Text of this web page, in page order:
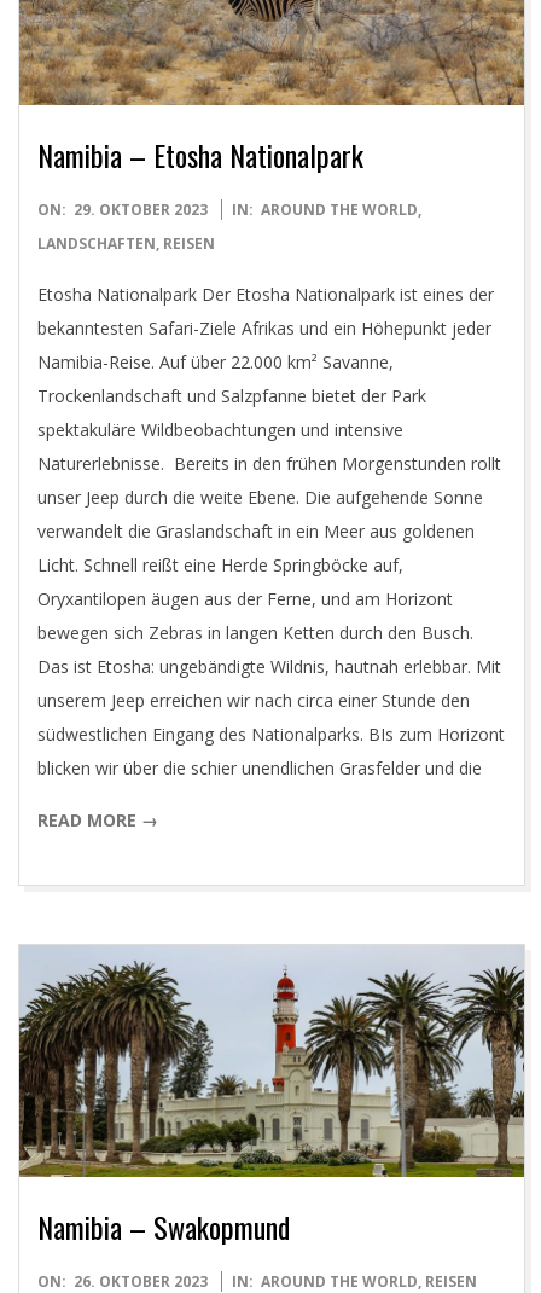
I
G
T
A
L
P
H
O
T
O
G
R
A
P
H
Y
Namibia – Etosha Nationalpark
2023-
10-
ON: 29. OKTOBER 2023 IN: AROUND THE WORLD,
LANDSCHAFTEN, REISEN
Etosha Nationalpark Der Etosha Nationalpark ist eines der
bekanntesten Safari-Ziele Afrikas und ein Höhepunkt jeder
Namibia-Reise. Auf über 22.000 km² Savanne,
Trockenlandschaft und Salzpfanne bietet der Park
spektakuläre Wildbeobachtungen und intensive
Naturerlebnisse. Bereits in den frühen Morgenstunden rollt
unser Jeep durch die weite Ebene. Die aufgehende Sonne
verwandelt die Graslandschaft in ein Meer aus goldenen
Licht. Schnell reißt eine Herde Springböcke auf,
Oryxantilopen äugen aus der Ferne, und am Horizont
bewegen sich Zebras in langen Ketten durch den Busch.
Das ist Etosha: ungebändigte Wildnis, hautnah erlebbar. Mit
unserem Jeep erreichen wir nach circa einer Stunde den
südwestlichen Eingang des Nationalparks. BIs zum Horizont
blicken wir über die schier unendlichen Grasfelder und die
READ MORE →
Namibia – Swakopmund
2023-
ON: 26. OKTOBER 2023 IN: AROUND THE WORLD, REISEN